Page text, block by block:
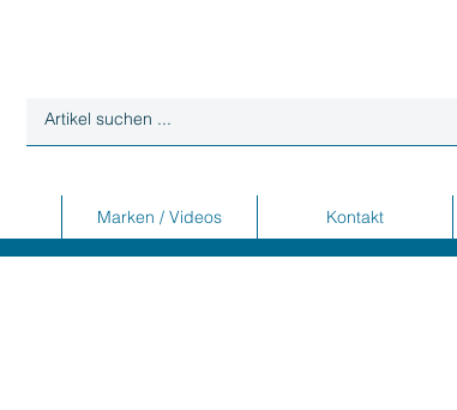
Marken / Videos Kontakt